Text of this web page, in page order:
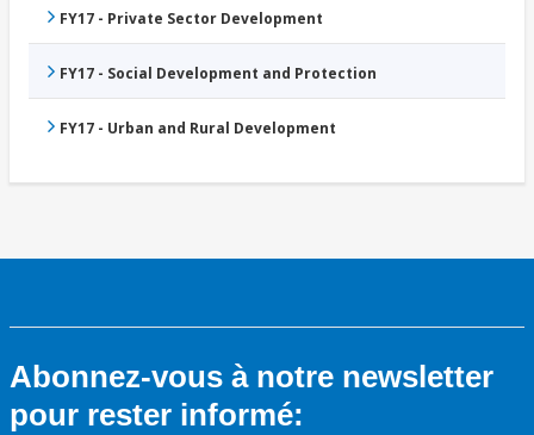
FY17 - Private Sector Development
FY17 - Social Development and Protection
FY17 - Urban and Rural Development
Abonnez-vous à notre newsletter
pour rester informé: